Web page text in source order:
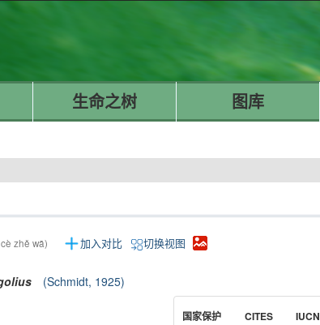
生命之树 图库
zhě wā) 加入对比 切换视图
(Schmidt, 1925)
国家保护 CITES IUCN